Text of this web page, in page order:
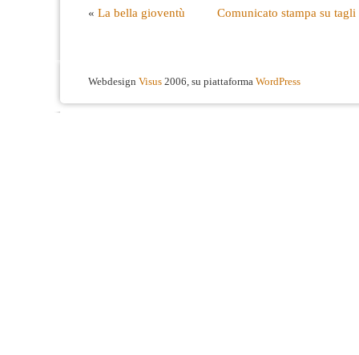
« La bella gioventù Comunicato stampa su
Webdesign Visus 2006, su piattaforma WordPress